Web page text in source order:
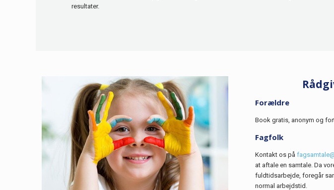
resultater.
Forældre
Book gratis, anonym og
Fagfolk
Kontakt os på
at aftale en samtale. Da
fuldtidsarbejde, foregår
normal arbejdstid.